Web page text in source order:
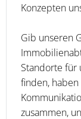
Konzepten
Gib unseren
Standorte für
finden,
zusammen,